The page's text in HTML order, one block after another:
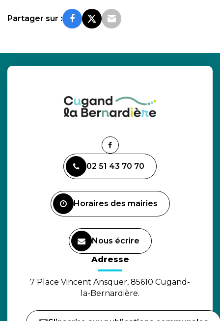
Partager sur :
Lien
le
compte
02 51 43 70 70
Horaires des mairies
Nous écrire
(ouverture dans un nouvel
Adresse
7 Place Vincent Ansquer, 85610 Cugand-
la-Bernardière.